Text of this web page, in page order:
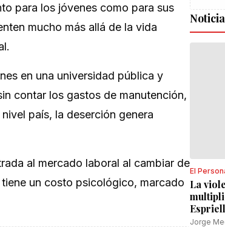
para los jóvenes como para sus
mucho más allá de la vida
en una universidad pública y
contar los gastos de manutención,
país, la deserción genera
al mercado laboral al cambiar de
un costo psicológico, marcado
El
La
Jorge